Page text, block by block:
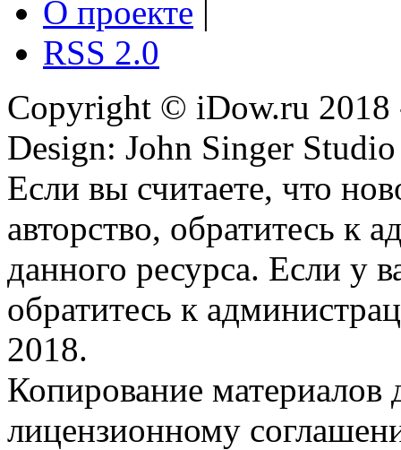
О проекте |
RSS 2.0
Copyright © iDow.ru 2018
Design: John Singer Studio
Если вы считаете, что
авторство, обратитесь к
данного ресурса. Если у
обратитесь к
2018.
Копирование материалов
лицензионному